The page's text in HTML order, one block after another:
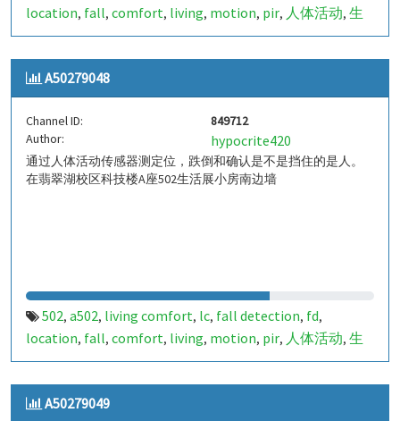
location, fall, comfort, living, motion, pir, 人体活动, 生
活,tanbir,跌倒,定位,哈山,室内定位,室内,indoor,
indoor living comfort,ilc,indoor living quality,ilq,
a50279047,849711
A50279048
Channel ID:
849712
Author:
hypocrite420
通过人体活动传感器测定位，跌倒和确认是不是挡住的是人。
在翡翠湖校区科技楼A座502生活展小房南边墙
502, a502, living comfort, lc, fall detection, fd,
location, fall, comfort, living, motion, pir, 人体活动, 生
活,tanbir,跌倒,定位,哈山,室内定位,室内,indoor,
indoor living comfort,ilc,indoor living quality,ilq,
a50279048,849712
A50279049